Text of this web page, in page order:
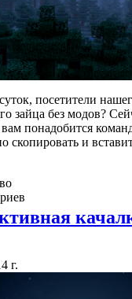
посетители
зайца без модов?
вам понадобится
скопировать и
г.